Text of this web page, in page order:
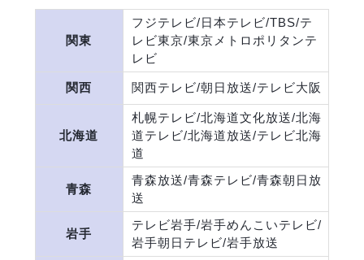
関東
フジテレビ/日本テレビ/TBS/テ
レビ東京/東京メトロポリタンテ
レビ
関西 関西テレビ/朝日放送/テレビ大阪
北海道
札幌テレビ/北海道文化放送/北海
道テレビ/北海道放送/テレビ北海
道
青森
青森放送/青森テレビ/青森朝日放
送
岩手
テレビ岩手/岩手めんこいテレビ/
岩手朝日テレビ/岩手放送